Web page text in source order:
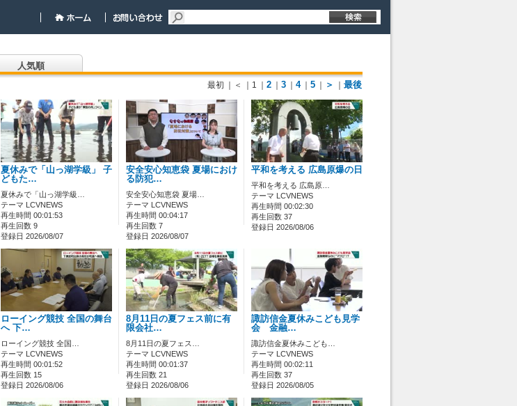
人気順
最初 ｜＜ ｜1 2 3 4 5 ＞ 最後
夏休みで「山っ湖学級」 子
どもた…
夏休みで「山っ湖学級…
テーマ LCVNEWS
再生時間 00:01:53
再生回数 9
登録日 2026/08/07
安全安心知恵袋 夏場におけ
る防犯…
安全安心知恵袋 夏場…
テーマ LCVNEWS
再生時間 00:04:17
再生回数 7
登録日 2026/08/07
平和を考える 広島原爆の日
平和を考える 広島原…
テーマ LCVNEWS
再生時間 00:02:30
再生回数 37
登録日 2026/08/06
ローイング競技 全国の舞台
へ 下…
ローイング競技 全国…
テーマ LCVNEWS
再生時間 00:01:52
再生回数 15
登録日 2026/08/06
8月11日の夏フェス前に有
限会社…
8月11日の夏フェス…
テーマ LCVNEWS
再生時間 00:01:37
再生回数 21
登録日 2026/08/06
諏訪信金夏休みこども見学
会 金融…
諏訪信金夏休みこども…
テーマ LCVNEWS
再生時間 00:02:11
再生回数 37
登録日 2026/08/05